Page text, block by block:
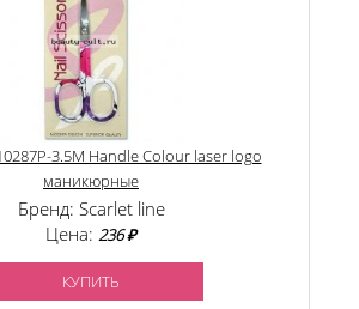
3.5M Handle Colour laser logo
маникюрные
Бренд: Scarlet line
Цена: 236 ₽
КУПИТЬ